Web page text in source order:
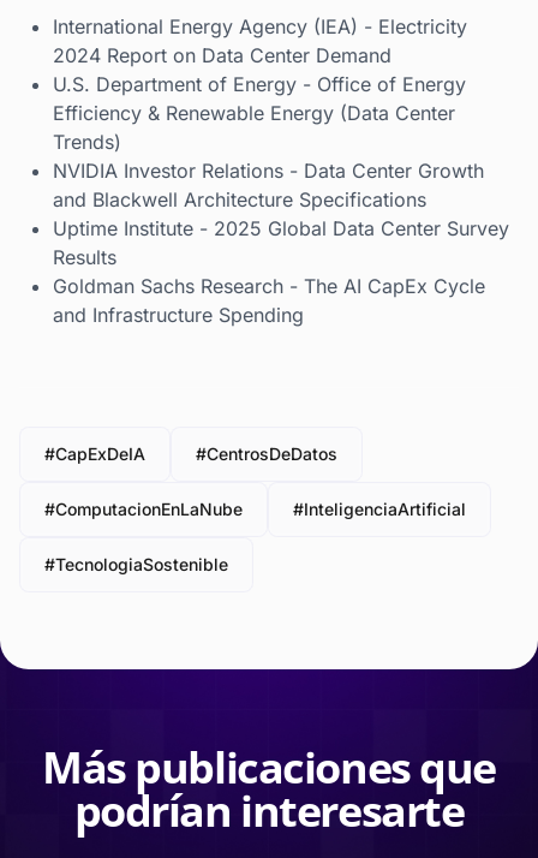
International Energy Agency (IEA) - Electricity
2024 Report on Data Center Demand
U.S. Department of Energy - Office of Energy
Efficiency & Renewable Energy (Data Center
Trends)
NVIDIA Investor Relations - Data Center Growth
and Blackwell Architecture Specifications
Uptime Institute - 2025 Global Data Center Survey
Results
Goldman Sachs Research - The AI CapEx Cycle
and Infrastructure Spending
#CapExDeIA #CentrosDeDatos
#ComputacionEnLaNube #InteligenciaArtificial
#TecnologiaSostenible
Más publicaciones que
podrían interesarte